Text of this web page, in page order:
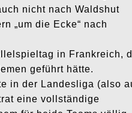
nicht nach Waldshut
„um die Ecke“ nach
in Frankreich,
geführt hätte.
in der Landesliga (also
eine vollständige